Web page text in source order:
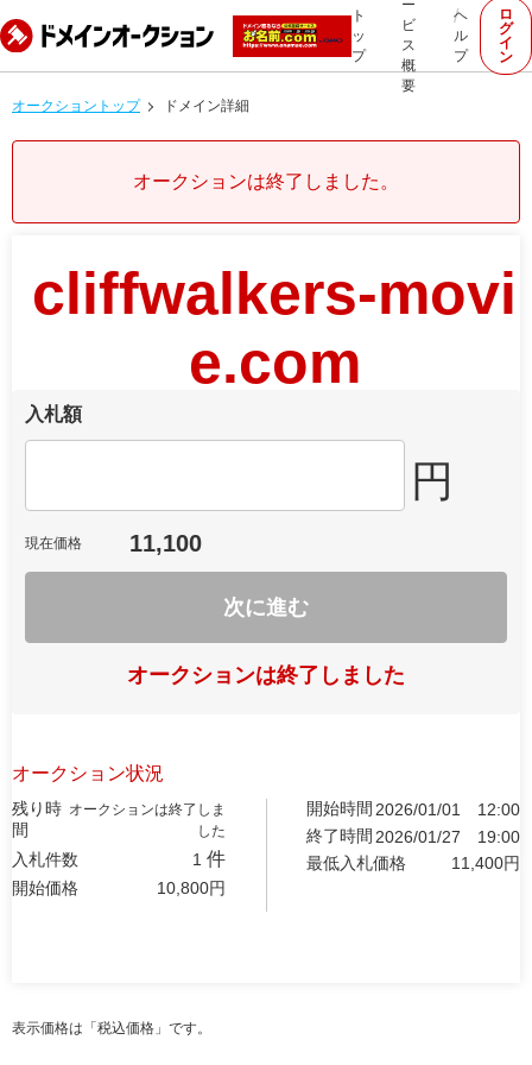
ト
ッ
プ
ー
ビ
ス
概
要
ヘ
ル
プ
ロ
グ
イ
ン
オークショントップ ドメイン詳細
オークションは終了しました。
cliffwalkers-movi
e.com
入札額
円
現在価格 11,100
次に進む
オークションは終了しました
オークション状況
残り時
間
オークションは終了しま
した
入札件数 1 件
開始価格 10,800円
開始時間 2026/01/01
12:00
終了時間 2026/01/27
19:00
最低入札価格
11,400円
表示価格は「税込価格」です。